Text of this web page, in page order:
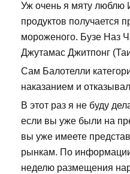
Уж очень я мяту люблю
продуктов получается
мороженого. Бузе Наз
Джутамас Джитпонг
Сам Балотелли
наказанием и
В этот раз я не буду
если вы уже были на
вы уже имеете
рынкам. По
неделю размещения